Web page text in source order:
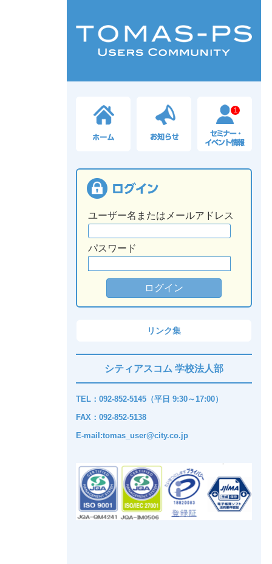
1
ユーザー名またはメールアドレス
パスワード
リンク集
シティアスコム 学校法人部
TEL：092-852-5145（平日 9:30～17:00）
FAX：092-852-5138
E-mail:tomas_user@city.co.jp